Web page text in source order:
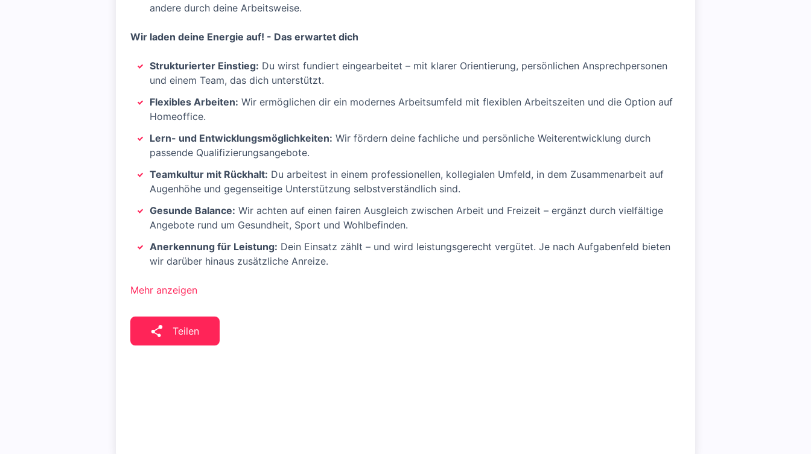
andere durch deine Arbeitsweise.
Wir laden deine Energie auf! - Das erwartet dich
Strukturierter Einstieg: Du wirst fundiert eingearbeitet – mit klarer Orientierung, persönlichen Ansprechpersonen
und einem Team, das dich unterstützt.
Flexibles Arbeiten: Wir ermöglichen dir ein modernes Arbeitsumfeld mit flexiblen Arbeitszeiten und die Option auf
Homeoffice.
Lern- und Entwicklungsmöglichkeiten: Wir fördern deine fachliche und persönliche Weiterentwicklung durch
passende Qualifizierungsangebote.
Teamkultur mit Rückhalt: Du arbeitest in einem professionellen, kollegialen Umfeld, in dem Zusammenarbeit auf
Augenhöhe und gegenseitige Unterstützung selbstverständlich sind.
Gesunde Balance: Wir achten auf einen fairen Ausgleich zwischen Arbeit und Freizeit – ergänzt durch vielfältige
Angebote rund um Gesundheit, Sport und Wohlbefinden.
Anerkennung für Leistung: Dein Einsatz zählt – und wird leistungsgerecht vergütet. Je nach Aufgabenfeld bieten
wir darüber hinaus zusätzliche Anreize.
Mehr anzeigen
Teilen